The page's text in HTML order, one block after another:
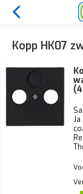
Kopp HK07
Ja